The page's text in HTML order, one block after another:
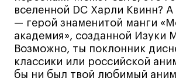
Все программы
Техникум
Специалист кино- и
вселенной DC Харли Квинн?
— герой знаменитой манги
академия», созданной Изуки
Возможно, ты поклонник
классики или российской
бы ни был твой любимый